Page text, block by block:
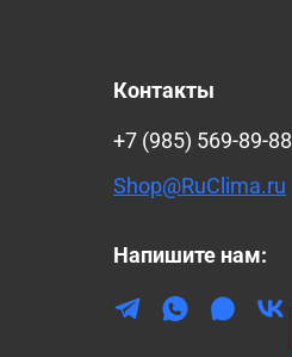
Контакты
+7 (985) 569-89-88
Shop@RuClima.ru
Напишите нам: